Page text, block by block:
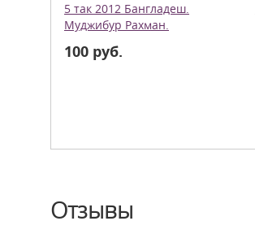
5 так 2012 Бангладеш.
Муджибур Рахман.
100 руб.
Отзывы